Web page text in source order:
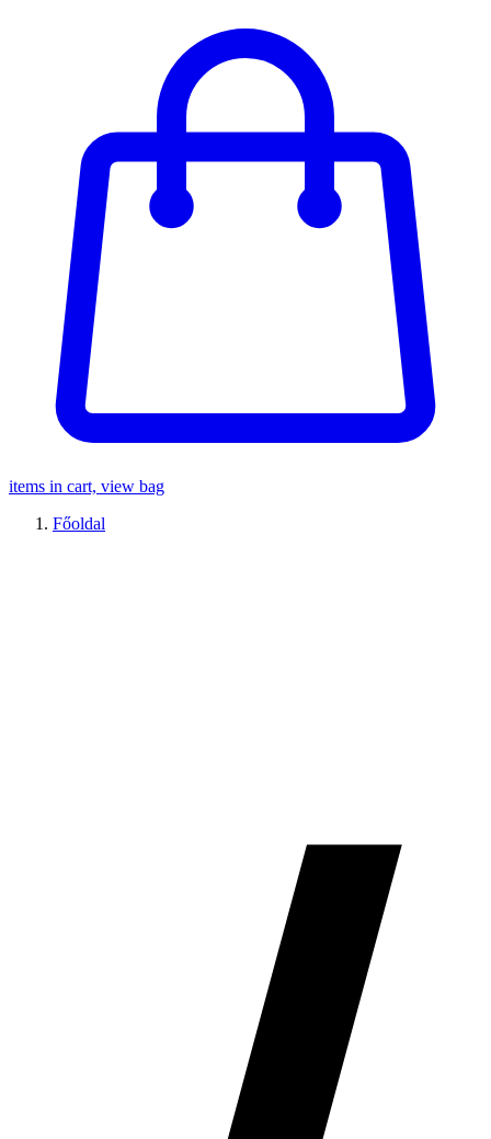
items in cart, view bag
Főoldal